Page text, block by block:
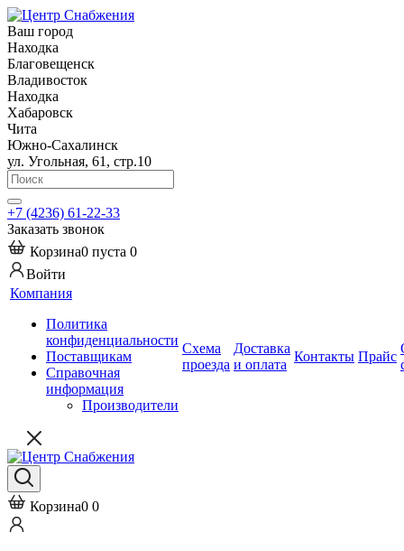
Ваш город
Находка
Благовещенск
Владивосток
Находка
Хабаровск
Чита
Южно-Сахалинск
ул. Угольная, 61, стр.10
+7 (4236) 61-22-33
Заказать звонок
Корзина0 пуста 0
Войти
Компания
Политика
конфиденциальности
Поставщикам
Справочная
информация
Производители
Схема
проезда
Доставка
и оплата
Контакты Прайс
Корзина0 0